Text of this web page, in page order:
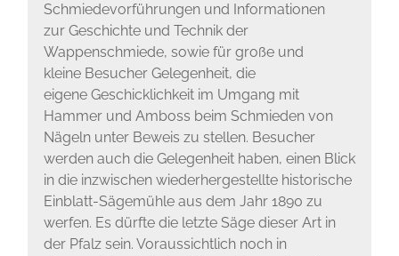
Schmiedevorführungen und Informationen
zur Geschichte und Technik der
Wappenschmiede, sowie für große und
kleine Besucher Gelegenheit, die
eigene Geschicklichkeit im Umgang mit
Hammer und Amboss beim Schmieden von
Nägeln unter Beweis zu stellen. Besucher
werden auch die Gelegenheit haben, einen Blick
in die inzwischen wiederhergestellte historische
Einblatt-Sägemühle aus dem Jahr 1890 zu
werfen. Es dürfte die letzte Säge dieser Art in
der Pfalz sein. Voraussichtlich noch in